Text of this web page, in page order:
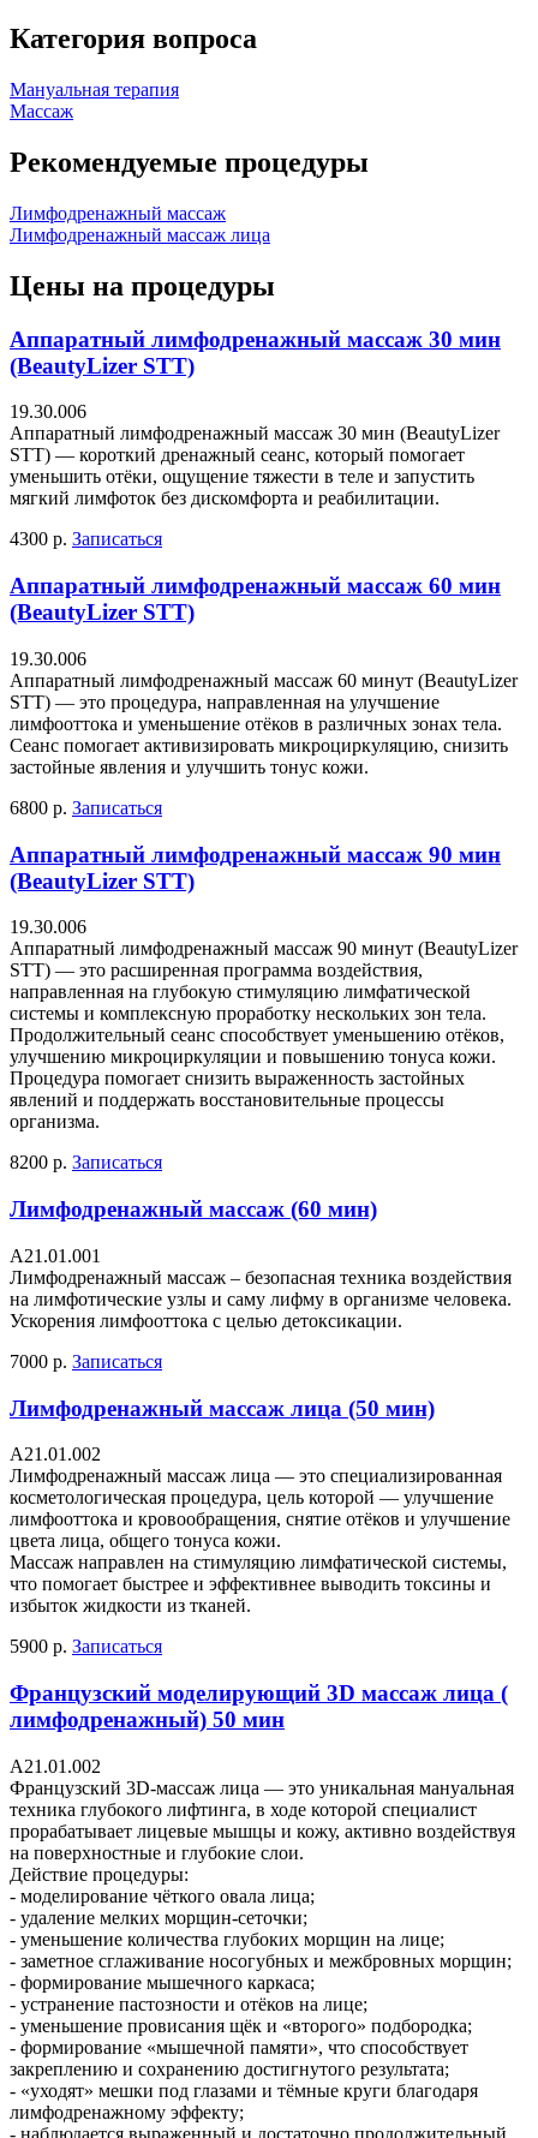
Категория вопроса
Мануальная терапия
Массаж
Рекомендуемые процедуры
Лимфодренажный массаж
Лимфодренажный массаж лица
Цены на процедуры
Аппаратный лимфодренажный массаж 30 мин
(BeautyLizer STT)
19.30.006
Аппаратный лимфодренажный массаж 30 мин (BeautyLizer
STT) — короткий дренажный сеанс, который помогает
уменьшить отёки, ощущение тяжести в теле и запустить
мягкий лимфоток без дискомфорта и реабилитации.
4300 р. Записаться
Аппаратный лимфодренажный массаж 60 мин
(BeautyLizer STT)
19.30.006
Аппаратный лимфодренажный массаж 60 минут (BeautyLizer
STT) — это процедура, направленная на улучшение
лимфооттока и уменьшение отёков в различных зонах тела.
Сеанс помогает активизировать микроциркуляцию, снизить
застойные явления и улучшить тонус кожи.
6800 р. Записаться
Аппаратный лимфодренажный массаж 90 мин
(BeautyLizer STT)
19.30.006
Аппаратный лимфодренажный массаж 90 минут (BeautyLizer
STT) — это расширенная программа воздействия,
направленная на глубокую стимуляцию лимфатической
системы и комплексную проработку нескольких зон тела.
Продолжительный сеанс способствует уменьшению отёков,
улучшению микроциркуляции и повышению тонуса кожи.
Процедура помогает снизить выраженность застойных
явлений и поддержать восстановительные процессы
организма.
8200 р. Записаться
Лимфодренажный массаж (60 мин)
A21.01.001
Лимфодренажный массаж – безопасная техника воздействия
на лимфотические узлы и саму лифму в организме человека.
Ускорения лимфооттока с целью детоксикации.
7000 р. Записаться
Лимфодренажный массаж лица (50 мин)
A21.01.002
Лимфодренажный массаж лица — это специализированная
косметологическая процедура, цель которой — улучшение
лимфооттока и кровообращения, снятие отёков и улучшение
цвета лица, общего тонуса кожи.
Массаж направлен на стимуляцию лимфатической системы,
что помогает быстрее и эффективнее выводить токсины и
избыток жидкости из тканей.
5900 р. Записаться
Французский моделирующий 3D массаж лица (
лимфодренажный) 50 мин
A21.01.002
Французский 3D-массаж лица — это уникальная мануальная
техника глубокого лифтинга, в ходе которой специалист
прорабатывает лицевые мышцы и кожу, активно воздействуя
на поверхностные и глубокие слои.
Действие процедуры:
- моделирование чёткого овала лица;
- удаление мелких морщин-сеточки;
- уменьшение количества глубоких морщин на лице;
- заметное сглаживание носогубных и межбровных морщин;
- формирование мышечного каркаса;
- устранение пастозности и отёков на лице;
- уменьшение провисания щёк и «второго» подбородка;
- формирование «мышечной памяти», что способствует
закреплению и сохранению достигнутого результата;
- «уходят» мешки под глазами и тёмные круги благодаря
лимфодренажному эффекту;
- наблюдается выраженный и достаточно продолжительный